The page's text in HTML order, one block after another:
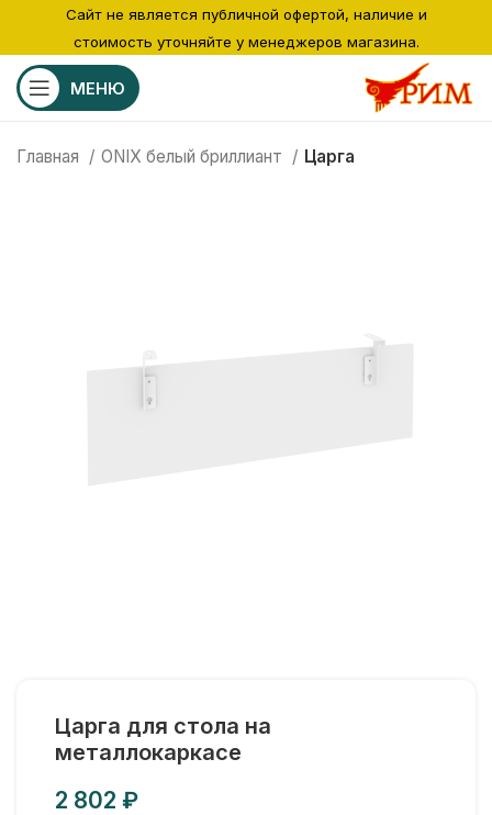
МЕНЮ
Главная ONIX белый бриллиант Царга
Царга для стола на
металлокаркасе
₽
Сайт не является публичной офертой, наличие и
стоимость уточняйте у менеджеров магазина.